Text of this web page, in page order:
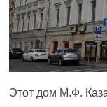
Этот дом М.Ф.